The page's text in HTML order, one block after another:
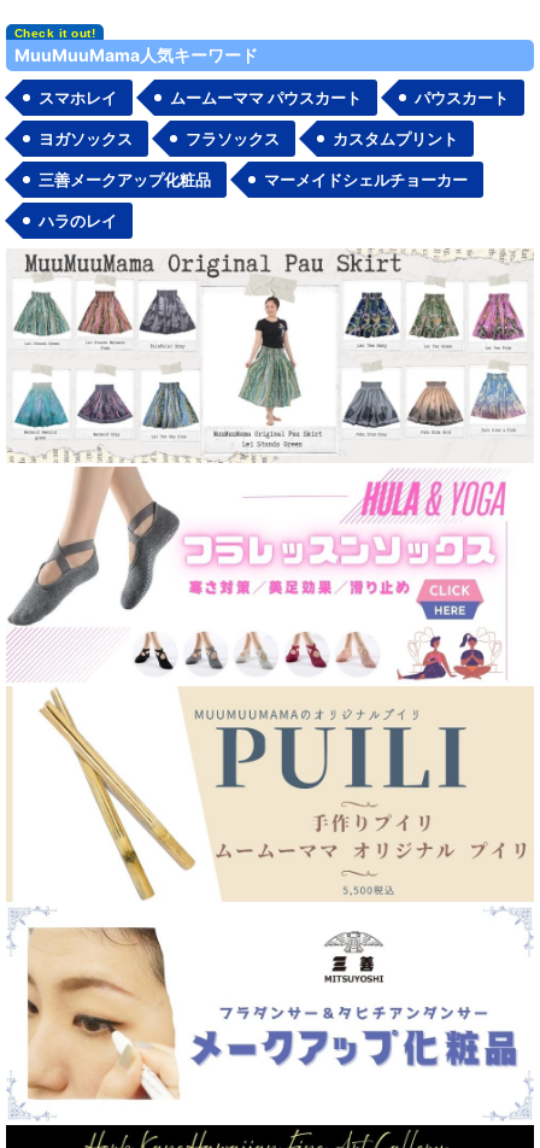
MuuMuuMama人気キーワード
スマホレイ ムームーママ パウスカート パウスカート
ヨガソックス フラソックス カスタムプリント
三善メークアップ化粧品 マーメイドシェルチョーカー
ハラのレイ